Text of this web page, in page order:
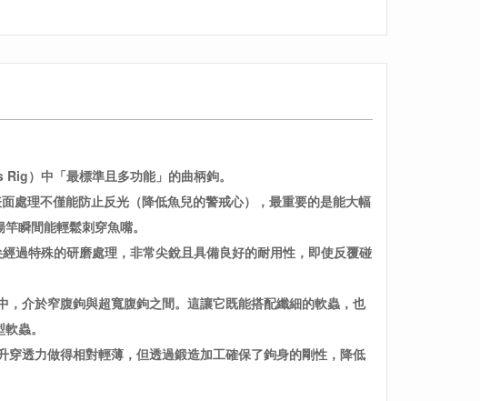
）中「最標準且多功能」的曲柄鉤。
處理不僅能防止反光（降低魚兒的警戒心），最重要的是能大幅
瞬間能輕鬆刺穿魚嘴。
過特殊的研磨處理，非常尖銳且具備良好的耐用性，即使反覆碰
，介於窄腹鉤與超寬腹鉤之間。這讓它既能搭配纖細的軟蟲，也
蟲。
穿透力做得相對輕薄，但透過鍛造加工確保了鉤身的剛性，降低